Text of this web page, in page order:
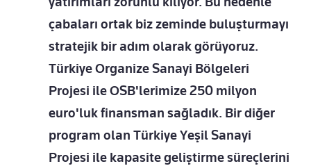
çabaları ortak biz zeminde buluşturmayı
stratejik bir adım olarak görüyoruz.
Türkiye Organize Sanayi Bölgeleri
Projesi ile OSB'lerimize 250 milyon
euro'luk finansman sağladık. Bir diğer
program olan Türkiye Yeşil Sanayi
Projesi ile kapasite geliştirme süreçlerini